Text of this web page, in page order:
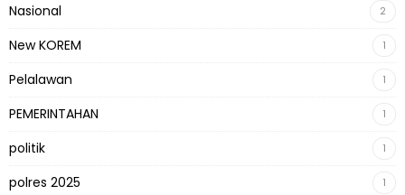
Nasional 2
New KOREM 1
Pelalawan 1
PEMERINTAHAN 1
politik 1
polres 2025 1